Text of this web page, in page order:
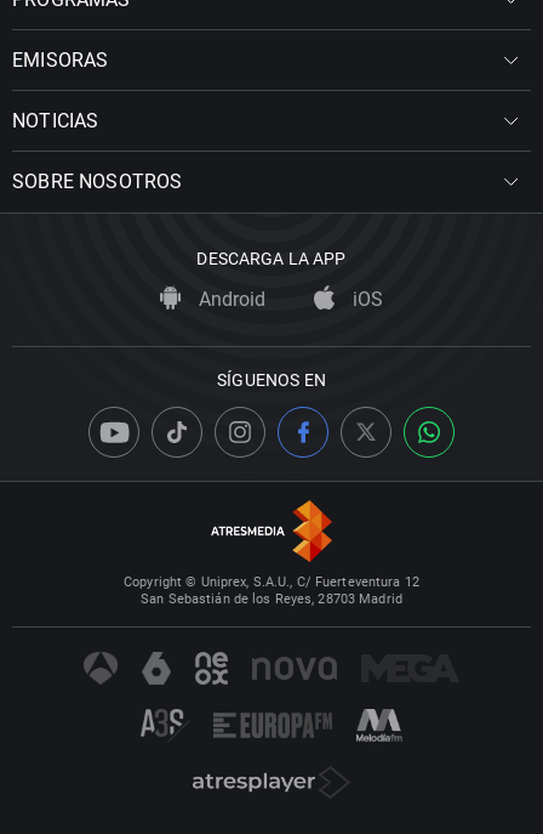
EMISORAS
NOTICIAS
SOBRE NOSOTROS
DESCARGA LA APP
Android iOS
SÍGUENOS EN
Copyright © Uniprex, S.A.U., C/ Fuerteventura 12
San Sebastián de los Reyes, 28703 Madrid